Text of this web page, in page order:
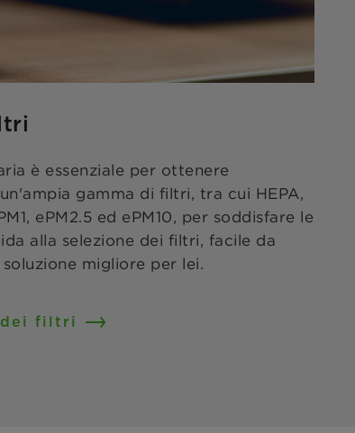
è essenziale per ottenere
gamma di filtri, tra cui HEPA,
ePM2.5 ed ePM10, per soddisfare le
alla selezione dei filtri, facile da
migliore per lei.
dei filtri